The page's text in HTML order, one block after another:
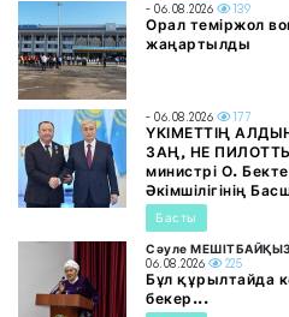
- 06.08.2026 139
Орал теміржол
жаңартылды
- 06.08.2026 177
ҮКІМЕТТІҢ
ЗАҢ, НЕ
министрі О.
Әкімшілігінің
Басты
Сәуле
06.08.2026
225
Бұл құрылтайда
бекер...